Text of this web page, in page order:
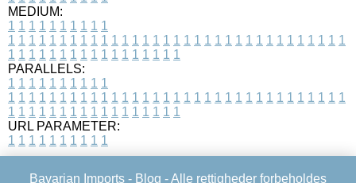
MEDIUM:
1 1 1 1 1 1 1 1 1 1
1 1 1 1 1 1 1 1 1 1 1 1 1 1 1 1 1 1 1 1 1 1 1 1 1 1 1 1 1 1 1 1 1
1 1 1 1 1 1 1 1 1 1 1 1 1 1 1 1 1
PARALLELS:
1 1 1 1 1 1 1 1 1 1
1 1 1 1 1 1 1 1 1 1 1 1 1 1 1 1 1 1 1 1 1 1 1 1 1 1 1 1 1 1 1 1 1
1 1 1 1 1 1 1 1 1 1 1 1 1 1 1 1 1
URL PARAMETER:
1 1 1 1 1 1 1 1 1 1
Bavarian Imports - Blog - Alle rettigheder forbeholdes